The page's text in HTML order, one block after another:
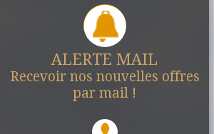
ALERTE MAIL
Recevoir nos nouvelles offres
par mail !